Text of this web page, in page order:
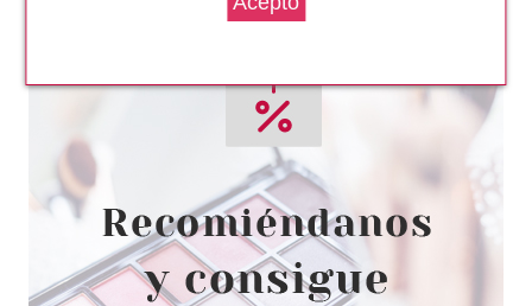
CATRICE
CATRICE ARCTIC ILLUSION
BROCHA PARA ILUMINADOR
-17%
desde
4.15€